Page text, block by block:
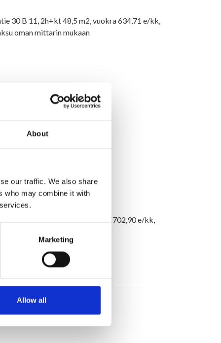
About
our traffic. We also share
who may combine it with
Marketing
Allow all
30 B 11, 2h+kt 48,5 m2, vuokra 634,71 e/kk,
oman mittarin mukaan
3 A 1, 3h+k+s 71,0 m2, vuokra 702,90 e/kk,